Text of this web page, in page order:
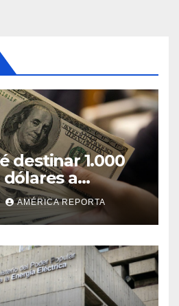
destinar 1.000
a
un paquete
AMÉRICA REPORTA